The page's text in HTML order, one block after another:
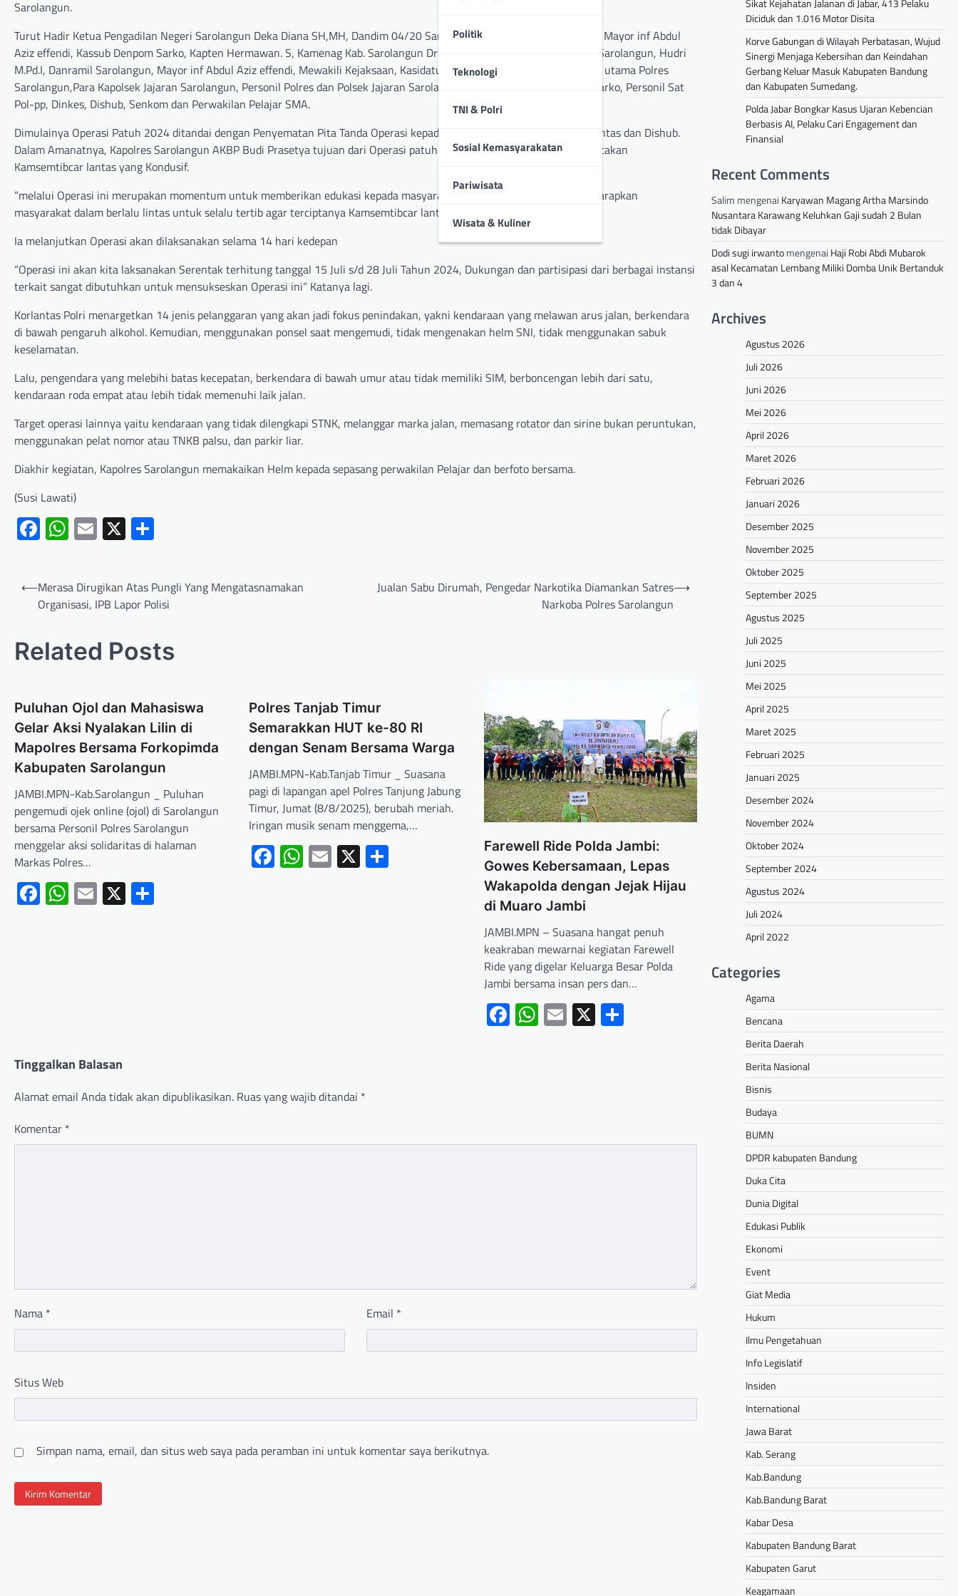
Politik
Teknologi
TNI & Polri
Sosial Kemasyarakatan
Pariwisata
Wisata & Kuliner
Sarolangun.
Turut Hadir Ketua Pengadilan Negeri Sarolangun Deka Diana SH,MH, Dandim 04/20 Sarko diwakili Danramil Sarolangun, Mayor inf Abdul
Aziz effendi, Kassub Denpom Sarko, Kapten Hermawan. S, Kamenag Kab. Sarolangun Drs H. M Syatar, Kakan Kesbangpol Sarolangun, Hudri
M.Pd.I, Danramil Sarolangun, Mayor inf Abdul Aziz effendi, Mewakili Kejaksaan, Kasidatun Ade Suganda, SH, Para Pejabat utama Polres
Sarolangun,Para Kapolsek Jajaran Sarolangun, Personil Polres dan Polsek Jajaran Sarolangun, Personil TNI Kodim 0420 Sarko, Personil Sat
Pol-pp, Dinkes, Dishub, Senkom dan Perwakilan Pelajar SMA.
Dimulainya Operasi Patuh 2024 ditandai dengan Penyematan Pita Tanda Operasi kepada Perwakilan Personil TNI, Sat Lantas dan Dishub.
Dalam Amanatnya, Kapolres Sarolangun AKBP Budi Prasetya tujuan dari Operasi patuh adalah memeberikan dan menciptakan
Kamsemtibcar lantas yang Kondusif.
“melalui Operasi ini merupakan momentum untuk memberikan edukasi kepada masyarakat untuk berkendara tertib, diharapkan
masyarakat dalam berlalu lintas untuk selalu tertib agar terciptanya Kamsemtibcar lantas” Katanya.
Ia melanjutkan Operasi akan dilaksanakan selama 14 hari kedepan
“Operasi ini akan kita laksanakan Serentak terhitung tanggal 15 Juli s/d 28 Juli Tahun 2024, Dukungan dan partisipasi dari berbagai instansi
terkait sangat dibutuhkan untuk mensukseskan Operasi ini” Katanya lagi.
Korlantas Polri menargetkan 14 jenis pelanggaran yang akan jadi fokus penindakan, yakni kendaraan yang melawan arus jalan, berkendara
di bawah pengaruh alkohol. Kemudian, menggunakan ponsel saat mengemudi, tidak mengenakan helm SNI, tidak menggunakan sabuk
keselamatan.
Lalu, pengendara yang melebihi batas kecepatan, berkendara di bawah umur atau tidak memiliki SIM, berboncengan lebih dari satu,
kendaraan roda empat atau lebih tidak memenuhi laik jalan.
Target operasi lainnya yaitu kendaraan yang tidak dilengkapi STNK, melanggar marka jalan, memasang rotator dan sirine bukan peruntukan,
menggunakan pelat nomor atau TNKB palsu, dan parkir liar.
Diakhir kegiatan, Kapolres Sarolangun memakaikan Helm kepada sepasang perwakilan Pelajar dan berfoto bersama.
(Susi Lawati)
Facebook
WhatsApp
Email
X
⟵Merasa Dirugikan Atas Pungli Yang Mengatasnamakan
Organisasi, IPB Lapor Polisi
Jualan Sabu Dirumah, Pengedar Narkotika Diamankan Satres
Narkoba Polres Sarolangun
⟶
Related Posts
Puluhan Ojol dan Mahasiswa
Gelar Aksi Nyalakan Lilin di
Mapolres Bersama Forkopimda
Kabupaten Sarolangun
JAMBI.MPN-Kab.Sarolangun _ Puluhan
pengemudi ojek online (ojol) di Sarolangun
bersama Personil Polres Sarolangun
menggelar aksi solidaritas di halaman
Markas Polres…
Facebook
WhatsApp
Email
X
Polres Tanjab Timur
Semarakkan HUT ke-80 RI
dengan Senam Bersama Warga
JAMBI.MPN-Kab.Tanjab Timur _ Suasana
pagi di lapangan apel Polres Tanjung Jabung
Timur, Jumat (8/8/2025), berubah meriah.
Iringan musik senam menggema,…
Facebook
WhatsApp
Email
X
Farewell Ride Polda Jambi:
Gowes Kebersamaan, Lepas
Wakapolda dengan Jejak Hijau
di Muaro Jambi
JAMBI.MPN – Suasana hangat penuh
keakraban mewarnai kegiatan Farewell
Ride yang digelar Keluarga Besar Polda
Jambi bersama insan pers dan…
Facebook
WhatsApp
Email
X Share
Tinggalkan Balasan
Alamat email Anda tidak akan dipublikasikan. Ruas yang wajib ditandai *
Komentar *
Nama * Email *
Situs Web
Simpan nama, email, dan situs web saya pada peramban ini untuk komentar saya berikutnya.
Sikat Kejahatan Jalanan di Jabar, 413 Pelaku
Diciduk dan 1.016 Motor Disita
Korve Gabungan di Wilayah Perbatasan, Wujud
Sinergi Menjaga Kebersihan dan Keindahan
Gerbang Keluar Masuk Kabupaten Bandung
dan Kabupaten Sumedang.
Polda Jabar Bongkar Kasus Ujaran Kebencian
Berbasis AI, Pelaku Cari Engagement dan
Finansial
Recent Comments
Salim mengenai Karyawan Magang Artha Marsindo
Nusantara Karawang Keluhkan Gaji sudah 2 Bulan
tidak Dibayar
Dodi sugi irwantomengenai Haji Robi Abdi Mubarok
asal Kecamatan Lembang Miliki Domba Unik Bertanduk
3 dan 4
Archives
Agustus 2026
Juli 2026
Juni 2026
Mei 2026
April 2026
Maret 2026
Februari 2026
Januari 2026
Desember 2025
November 2025
Oktober 2025
September 2025
Agustus 2025
Juli 2025
Juni 2025
Mei 2025
April 2025
Maret 2025
Februari 2025
Januari 2025
Desember 2024
November 2024
Oktober 2024
September 2024
Agustus 2024
Juli 2024
April 2022
Categories
Agama
Bencana
Berita Daerah
Berita Nasional
Bisnis
Budaya
BUMN
DPDR kabupaten Bandung
Duka Cita
Dunia Digital
Edukasi Publik
Ekonomi
Event
Giat Media
Hukum
Ilmu Pengetahuan
Info Legislatif
Insiden
International
Jawa Barat
Kab. Serang
Kab.Bandung
Kab.Bandung Barat
Kabar Desa
Kabupaten Bandung Barat
Kabupaten Garut
Keagamaan